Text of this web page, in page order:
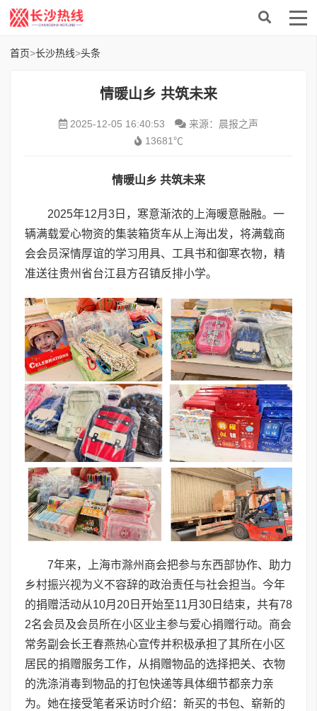
首页>长沙热线>头条
情暖山乡 共筑未来
2025-12-05 16:40:53
来源：晨报之声
13681℃
情暖山乡 共筑未来
2025年12月3日，寒意渐浓的上海暖意融融。一
辆满载爱心物资的集装箱货车从上海出发，将满载商
会会员深情厚谊的学习用具、工具书和御寒衣物，精
准送往贵州省台江县方召镇反排小学。
7年来，上海市滁州商会把参与东西部协作、助力
乡村振兴视为义不容辞的政治责任与社会担当。今年
的捐赠活动从10月20日开始至11月30日结束，共有78
2名会员及会员所在小区业主参与爱心捐赠行动。商会
常务副会长王春燕热心宣传并积极承担了其所在小区
居民的捐赠服务工作，从捐赠物品的选择把关、衣物
的洗涤消毒到物品的打包快递等具体细节都亲力亲
为。她在接受笔者采访时介绍：新买的书包、崭新的